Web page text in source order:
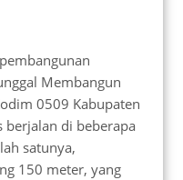
Membangun
0509 Kabupaten
berjalan di beberapa
satunya,
150 meter, yang